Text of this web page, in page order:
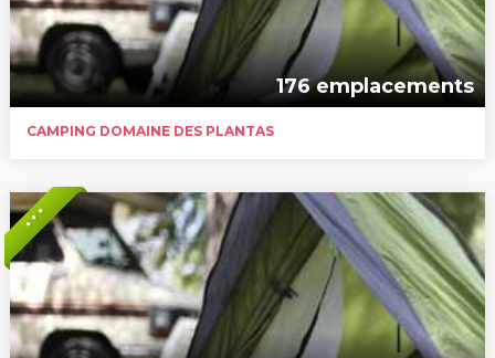
176 emplacements
CAMPING DOMAINE DES PLANTAS
* * *